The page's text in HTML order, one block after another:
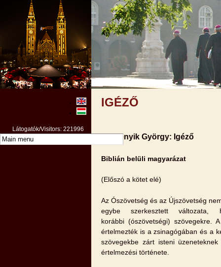
IGÉZŐ
Dr. Benyik György: Igéző
Biblián belüli magyarázat
(Előszó a kötet elé)
Az Ószövetség és az Újszövetség
egybe szerkesztett
korábbi (ószövetségi) szövegekre.
értelmezték is a zsinagógában és a
szövegekbe zárt isteni
értelmezési története.
Látogatók/Visitors: 221996